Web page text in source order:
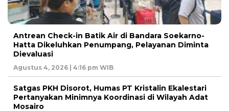
Antrean Check-in Batik Air di Bandara Soekarno-
Hatta Dikeluhkan Penumpang, Pelayanan Diminta
Dievaluasi
Agustus 4, 2026 | 4:16 pm WIB
Satgas PKH Disorot, Humas PT Kristalin Ekalestari
Pertanyakan Minimnya Koordinasi di Wilayah Adat
Mosairo